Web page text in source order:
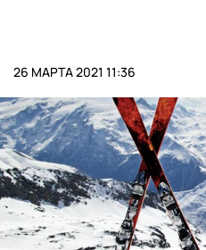
26 МАРТА 2021 11:36